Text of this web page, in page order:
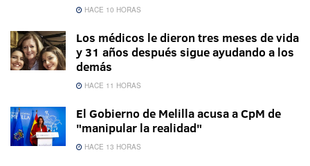
HACE 10 HORAS
Los médicos le dieron tres meses de vida
y 31 años después sigue ayudando a los
demás
HACE 11 HORAS
El Gobierno de Melilla acusa a CpM de
"manipular la realidad"
HACE 13 HORAS